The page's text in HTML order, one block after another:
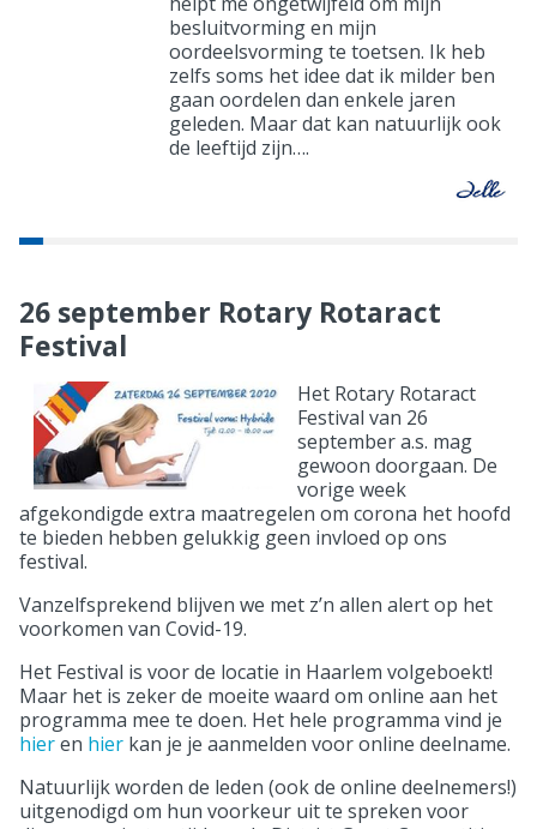
besluitvorming en mijn
oordeelsvorming te toetsen. Ik heb
zelfs soms het idee dat ik milder ben
gaan oordelen dan enkele jaren
geleden. Maar dat kan natuurlijk ook
de leeftijd zijn….
26 september Rotary Rotaract
Festival
Het Rotary Rotaract
Festival van 26
september a.s. mag
gewoon doorgaan. De
vorige week
afgekondigde extra maatregelen om corona het hoofd
te bieden hebben gelukkig geen invloed op ons
festival.
Vanzelfsprekend blijven we met z’n allen alert op het
voorkomen van Covid-19.
Het Festival is voor de locatie in Haarlem volgeboekt!
Maar het is zeker de moeite waard om online aan het
programma mee te doen. Het hele programma vind je
hieren hier kan je je aanmelden voor online deelname.
Natuurlijk worden de leden (ook de online deelnemers!)
uitgenodigd om hun voorkeur uit te spreken voor